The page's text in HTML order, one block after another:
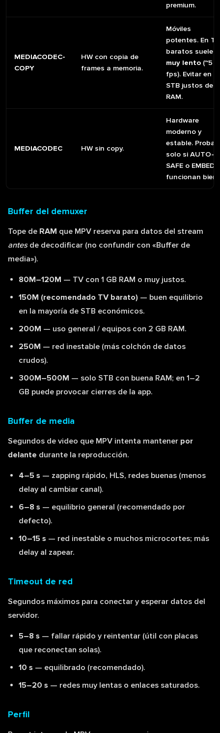
premium.
MEDIACODEC-
COPY
HW con copia de
frames a memoria.
Móviles
potentes. En TV
baratos suele ir
muy lento (~5
fps). Evitar en
STB justos de
RAM.
MEDIACODEC HW sin copy.
Hardware
moderno y
estable. Probar
solo si AUTO-
SAFE o EMBED
funcionan bien.
Buffer del demuxer
Tope de RAM que MPV reserva para datos del stream
antesde decodificar (no confundir con «Buffer de
media»).
80M–120M — TV con 1 GB RAM o muy justos.
150M (recomendado TV barato)— buen equilibrio
en la mayoría de STB económicos.
200M — uso general / equipos con 2 GB RAM.
250M — red inestable (más colchón de datos
crudos).
300M–500M — solo STB con buena RAM; en 1–2
GB puede provocar cierres de la app.
Buffer de media
Segundos de video que MPV intenta mantener por
delante durante la reproducción.
4–5 s — zapping rápido, HLS, redes buenas (menos
delay al cambiar canal).
6–8 s — equilibrio general (recomendado por
defecto).
10–15 s — red inestable o muchos microcortes; más
delay al zapear.
Timeout de red
Segundos máximos para conectar y esperar datos del
servidor.
5–8 s — fallar rápido y reintentar (útil con placas
que reconectan solas).
10 s — equilibrado (recomendado).
15–20 s — redes muy lentas o enlaces saturados.
Perfil